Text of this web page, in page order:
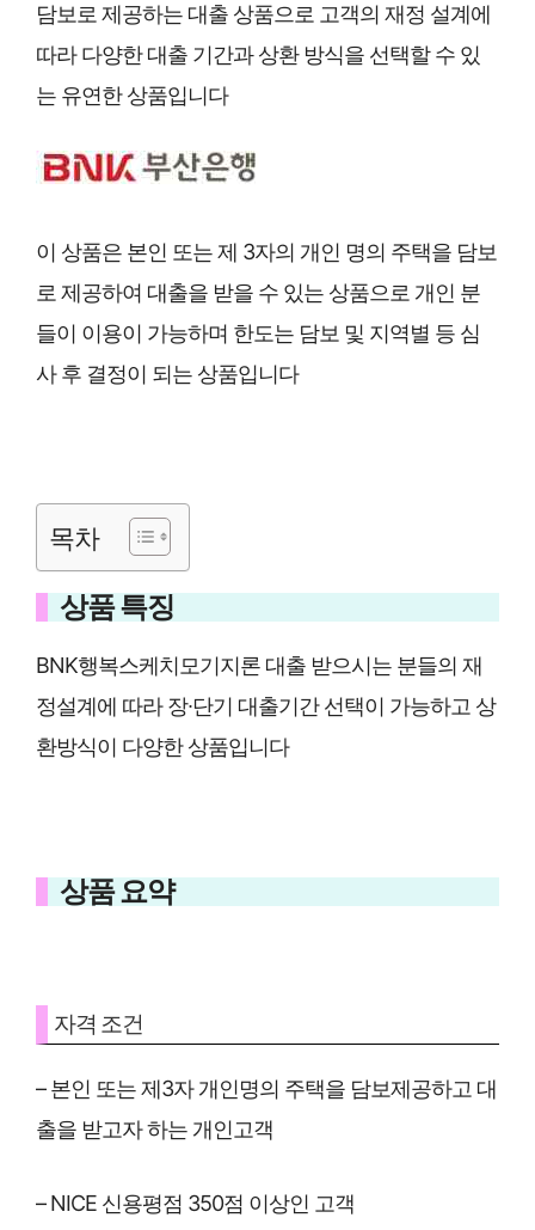
담보로 제공하는 대출 상품으로 고객의 재정 설계에
따라 다양한 대출 기간과 상환 방식을 선택할 수 있
는 유연한 상품입니다
이 상품은 본인 또는 제 3자의 개인 명의 주택을 담보
로 제공하여 대출을 받을 수 있는 상품으로 개인 분
들이 이용이 가능하며 한도는 담보 및 지역별 등 심
사 후 결정이 되는 상품입니다
목차
상품 특징
BNK행복스케치모기지론 대출 받으시는 분들의 재
정설계에 따라 장∙단기 대출기간 선택이 가능하고 상
환방식이 다양한 상품입니다
상품 요약
자격 조건
– 본인 또는 제3자 개인명의 주택을 담보제공하고 대
출을 받고자 하는 개인고객
– NICE 신용평점 350점 이상인 고객